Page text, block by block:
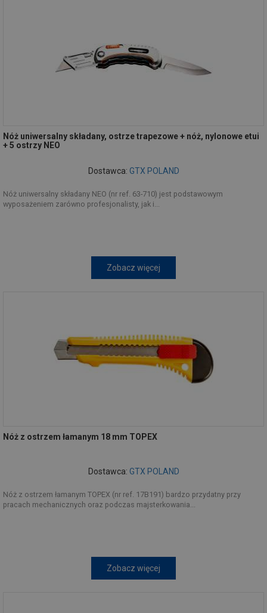
Nóż uniwersalny składany, ostrze trapezowe + nóż, nylonowe etui
+ 5 ostrzy NEO
Dostawca: GTX POLAND
Nóż uniwersalny składany NEO (nr ref. 63-710) jest podstawowym
wyposażeniem zarówno profesjonalisty, jak i...
Zobacz więcej
Nóż z ostrzem łamanym 18 mm TOPEX
Dostawca: GTX POLAND
Nóż z ostrzem łamanym TOPEX (nr ref. 17B191) bardzo przydatny przy
pracach mechanicznych oraz podczas majsterkowania...
Zobacz więcej